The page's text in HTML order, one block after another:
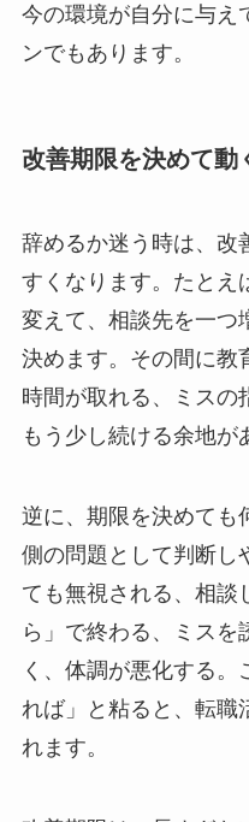
今の環境が自分に与え
ンでもあります。
改善期限を決めて動
辞めるか迷う時は、改
すくなります。たとえ
変えて、相談先を一つ
決めます。その間に教
時間が取れる、ミスの
もう少し続ける余地が
逆に、期限を決めても
側の問題として判断し
ても無視される、相談
ら」で終わる、ミスを
く、体調が悪化する
れば」と粘ると、転職
れます。